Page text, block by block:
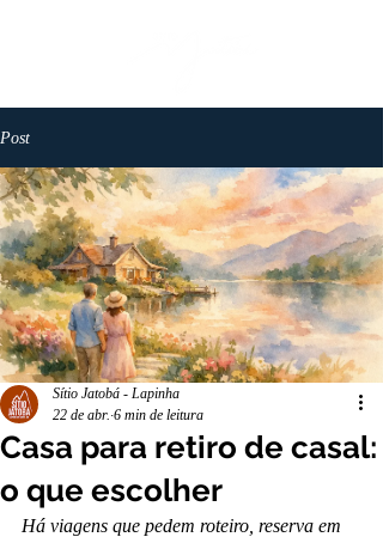
Post
Casa para retiro de casal:
o que escolher
Sítio Jatobá - Lapinha
22 de abr. 6 min de leitura
Há viagens que pedem roteiro, reserva em